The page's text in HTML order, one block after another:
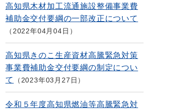
高知県木材加工流通施設整備事業費
補助金交付要綱の一部改正について
2022年04月04日
高知県きのこ生産資材高騰緊急対策
事業費補助金交付要綱の制定につい
て
2023年03月27日
令和５年度高知県燃油等高騰緊急対